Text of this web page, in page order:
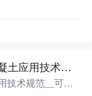
JTS-T159-2021-水运工程模袋混凝土应用技术规范-可搜索.pdf
技术规范__可搜